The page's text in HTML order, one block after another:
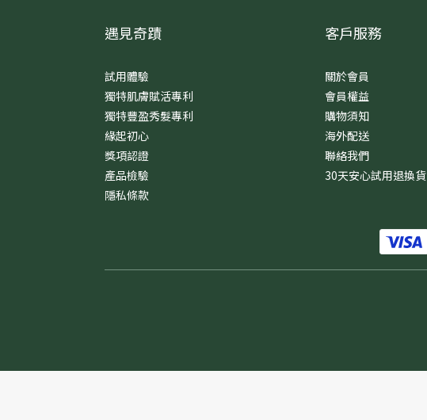
遇見奇蹟
試用體驗
獨特肌膚賦活專利
獨特豐盈秀髮專利
緣起初心
獎項認證
產品檢驗
隱私條款
客戶服務
關於會員
會員權益
購物須知
海外配送
聯絡我們
30天安心試用退換貨